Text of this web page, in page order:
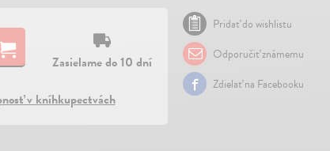
Zasielame do 10 dní
v kníhkupectvách
Pridať do wishlistu
Odporučiť známemu
Zdielať na Facebooku